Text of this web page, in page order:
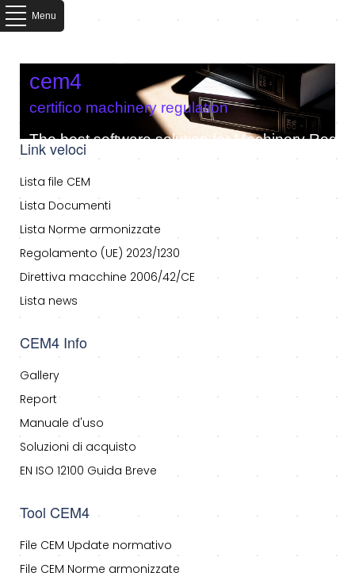
Menu
cem4
certifico machinery regulation
The best software solution for Machinery
Link veloci
Lista file CEM
Lista Documenti
Lista Norme armonizzate
Regolamento (UE) 2023/1230
Direttiva macchine 2006/42/CE
Lista news
CEM4 Info
Gallery
Report
Manuale d'uso
Soluzioni di acquisto
EN ISO 12100 Guida Breve
Tool CEM4
File CEM Update normativo
File CEM Norme armonizzate